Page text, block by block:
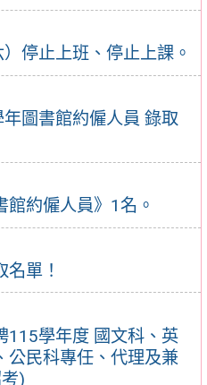
停止上班、停止上課。
圖書館約僱人員 錄取
約僱人員》1名。
單！
115學年度 國文科、英
公民科專任、代理及兼
)